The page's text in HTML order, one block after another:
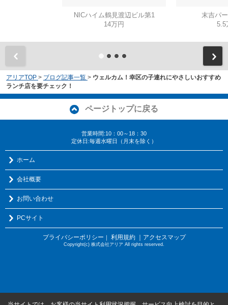
NICハイム鶴見渡辺ビル第1
14万円
末吉パ
5.5
アリアTOP > ブログ記事一覧 > ウェルカム！幸区の子連れにやさしいおすすめ
ランチ店を要チェック！
ページトップに戻る
営業時間:10：00～18：30
定休日:毎週水曜日（月末を除く）
ホーム
会社概要
お問い合わせ
PCサイト
プライバシーポリシー 利用規約 ｜アクセスマップ
Copyright(c) 株式会社アリア All rights reserved.